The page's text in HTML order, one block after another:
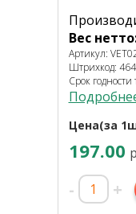
Вес
Артикул:
Штрихкод:
Срок
Цена(за
197.00
- +